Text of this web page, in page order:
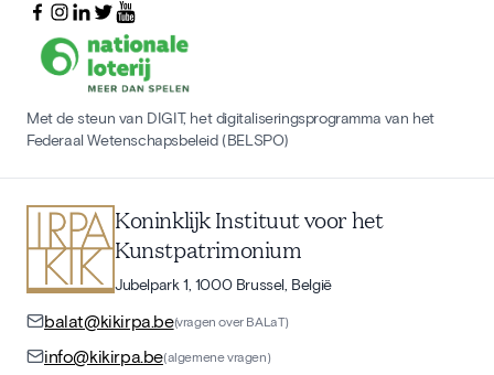
Met de steun van DIGIT, het digitaliseringsprogramma van het
Federaal Wetenschapsbeleid (BELSPO)
Koninklijk Instituut voor het
Kunstpatrimonium
Jubelpark 1, 1000 Brussel, België
balat@kikirpa.be(vragen over BALaT)
info@kikirpa.be(algemene vragen)